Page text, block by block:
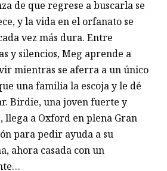
de que regrese a buscarla se
y la vida en el orfanato se
vez más dura. Entre
y silencios, Meg aprende a
mientras se aferra a un único
una familia la escoja y le dé
Birdie, una joven fuerte y
llega a Oxford en plena Gran
para pedir ayuda a su
ahora casada con un